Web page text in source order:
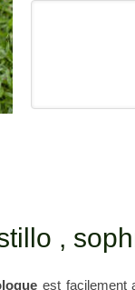
,
est facilement